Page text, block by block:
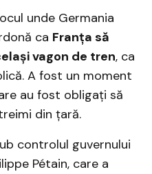
unde Germania
ca Franța să
vagon de tren, ca
A fost un moment
au fost obligați să
din țară.
controlul guvernului
Pétain, care a